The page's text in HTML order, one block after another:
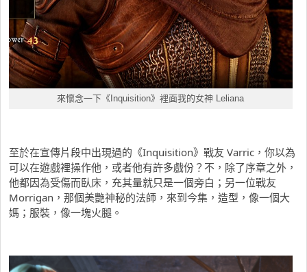
來懷念一下《Inquisition》裡面我的女神 Leliana
至於在宣傳片段中出現過的《Inquisition》戰友 Varric，你以為
可以在遊戲裡操作他，或者他有許多戲份？不，除了序章之外，
他都因為受傷而臥床，充其量就只是一個旁白；另一位戰友
Morrigan，那個美艷神秘的法師，來到今集，造型，像一個大
媽；服裝，像一塊火腿。